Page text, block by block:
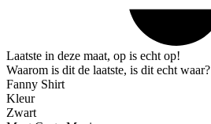
Laatste in deze maat, op is echt op!
Waarom is dit de laatste, is dit echt waar?
Fanny Shirt
Kleur
Zwart